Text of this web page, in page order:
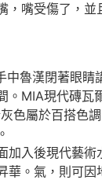
嘴受傷了，
中魯漢閉著眼
MIA現代磚
色屬於百搭色
加入後現代藝
華。氣，則可